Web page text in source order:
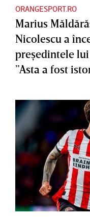
ORANGESPORT.RO
Marius
Nicolescu a
preşedintele
”Asta a fost